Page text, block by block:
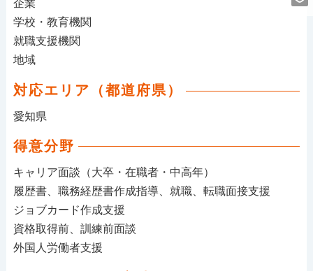
企業
学校・教育機関
就職支援機関
地域
対応エリア（都道府県）
愛知県
得意分野
キャリア面談（大卒・在職者・中高年）
履歴書、職務経歴書作成指導、就職、転職面接支援
ジョブカード作成支援
資格取得前、訓練前面談
外国人労働者支援